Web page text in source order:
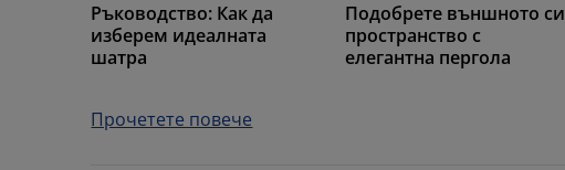
Ръководство: Как да
изберем идеалната
шатра
Подобрете външното си
пространство с
елегантна пергола
Прочетете повече